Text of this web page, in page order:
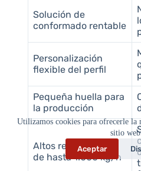
Utilizamos cookies para ofrecerle la
sitio
Aceptar
Solución de
conformado rentable
Personalización
flexible del perfil
Pequeña huella para
la producción
Altos rendimientos
de hasta 1.000 kg/h